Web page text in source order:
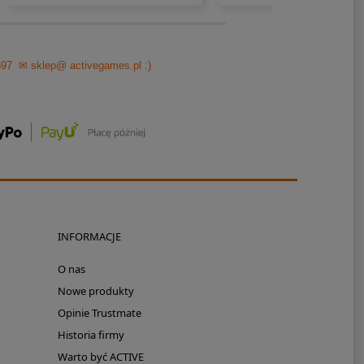
✉ sklep@ activegames.pl :)
INFORMACJE
O nas
Nowe produkty
Opinie Trustmate
Historia firmy
Warto być ACTIVE